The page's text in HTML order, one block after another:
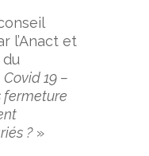
l’Anact et
Covid 19 –
fermeture
?»